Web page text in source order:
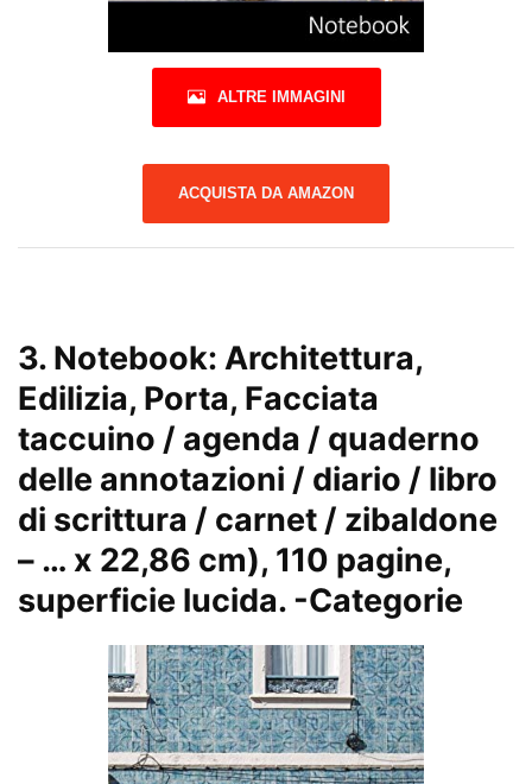
ALTRE IMMAGINI
ACQUISTA DA AMAZON
3. Notebook: Architettura,
Edilizia, Porta, Facciata
taccuino / agenda / quaderno
delle annotazioni / diario / libro
di scrittura / carnet / zibaldone
– … x 22,86 cm), 110 pagine,
superficie lucida. -Categorie